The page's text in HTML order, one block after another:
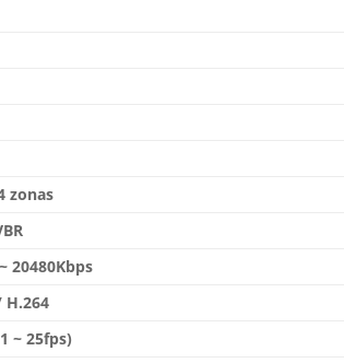
zonas
20480Kbps
H.264
~ 25fps)